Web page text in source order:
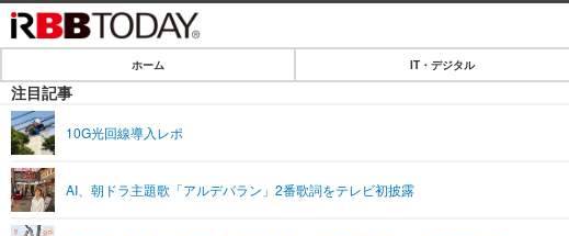
IT・デジタル
SPEED TEST
エンタメ
ホーム IT・デジタル
注目記事
10G光回線導入レポ
AI、朝ドラ主題歌「アルデバラン」2番歌詞をテレビ初披露